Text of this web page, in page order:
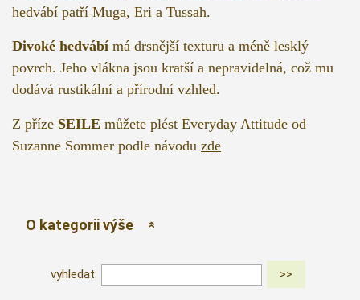
hedvábí patří Muga, Eri a Tussah.
Divoké hedvábí má drsnější texturu a méně lesklý
povrch. Jeho vlákna jsou kratší a nepravidelná, což mu
dodává rustikální a přírodní vzhled.
Z příze SEILE můžete plést Everyday Attitude od
Suzanne Sommer podle návodu zde
O kategorii výše
vyhledat: